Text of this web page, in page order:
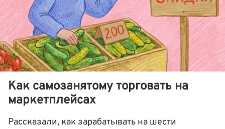
Как самозанятому торговать на
маркетплейсах
Рассказали, как зарабатывать на шести